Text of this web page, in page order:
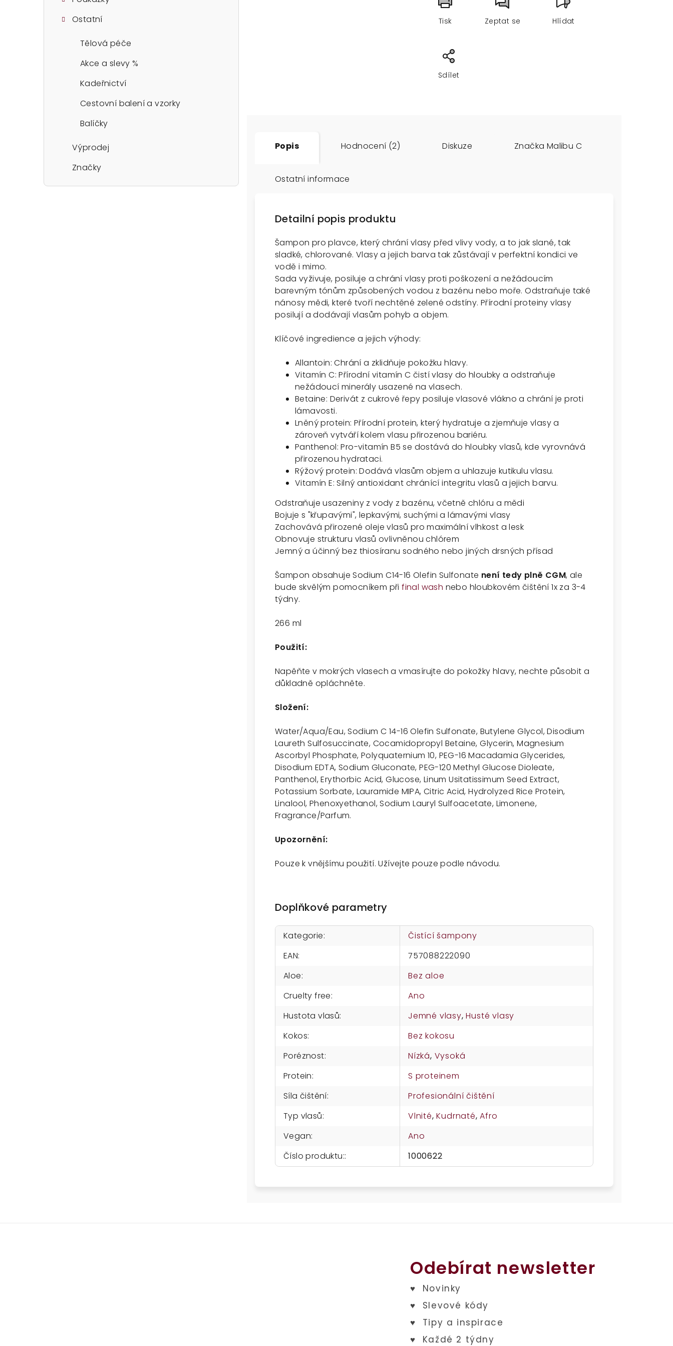
Ostatní
Tělová péče
Akce a slevy %
Kadeřnictví
Cestovní balení a vzorky
Balíčky
Výprodej
Značky
Tisk Zeptat se Hlídat
Sdílet
Popis Hodnocení (2) Diskuze Značka Malibu C
Ostatní informace
Detailní popis produktu
Šampon pro plavce, který chrání vlasy před vlivy vody, a to jak slané, tak
sladké, chlorované. Vlasy a jejich barva tak zůstávají v perfektní kondici ve
vodě i mimo.
Sada vyživuje, posiluje a chrání vlasy proti poškození a nežádoucím
barevným tónům způsobených vodou z bazénu nebo moře. Odstraňuje také
nánosy mědi, které tvoří nechtěné zelené odstíny. Přírodní proteiny vlasy
posilují a dodávají vlasům pohyb a objem.
Klíčové ingredience a jejich výhody:
Allantoin: Chrání a zklidňuje pokožku hlavy.
Vitamín C: Přírodní vitamín C čistí vlasy do hloubky a odstraňuje
nežádoucí minerály usazené na vlasech.
Betaine: Derivát z cukrové řepy posiluje vlasové vlákno a chrání je proti
lámavosti.
Lněný protein: Přírodní protein, který hydratuje a zjemňuje vlasy a
zároveň vytváří kolem vlasu přirozenou bariéru.
Panthenol: Pro-vitamín B5 se dostává do hloubky vlasů, kde vyrovnává
přirozenou hydrataci.
Rýžový protein: Dodává vlasům objem a uhlazuje kutikulu vlasu.
Vitamín E: Silný antioxidant chránící integritu vlasů a jejich barvu.
Odstraňuje usazeniny z vody z bazénu, včetně chlóru a mědi
Bojuje s "křupavými", lepkavými, suchými a lámavými vlasy
Zachovává přirozené oleje vlasů pro maximální vlhkost a lesk
Obnovuje strukturu vlasů ovlivněnou chlórem
Jemný a účinný bez thiosíranu sodného nebo jiných drsných přísad
Šampon obsahuje Sodium C14-16 Olefin Sulfonate není tedy plně CGM, ale
bude skvělým pomocníkem přifinal wash nebo hloubkovém čištění 1x za 3-4
týdny.
266 ml
Použití:
Napěňte v mokrých vlasech a vmasírujte do pokožky hlavy, nechte působit a
důkladně opláchněte.
Složení:
Water/Aqua/Eau, Sodium C 14-16 Olefin Sulfonate, Butylene Glycol, Disodium
Laureth Sulfosuccinate, Cocamidopropyl Betaine, Glycerin, Magnesium
Ascorbyl Phosphate, Polyquaternium 10, PEG-16 Macadamia Glycerides,
Disodium EDTA, Sodium Gluconate, PEG-120 Methyl Glucose Dioleate,
Panthenol, Erythorbic Acid, Glucose, Linum Usitatissimum Seed Extract,
Potassium Sorbate, Lauramide MIPA, Citric Acid, Hydrolyzed Rice Protein,
Linalool, Phenoxyethanol, Sodium Lauryl Sulfoacetate, Limonene,
Fragrance/Parfum.
Upozornění:
Pouze k vnějšímu použití. Užívejte pouze podle návodu.
Doplňkové parametry
Kategorie:
Čistící šampony
EAN:
757088222090
Aloe:
Bez aloe
Cruelty free:
Ano
Hustota vlasů: Jemné vlasy,Husté vlasy
Kokos:
Bez kokosu
Poréznost: Nízká, Vysoká
Protein:
S proteinem
Síla čištění:
Profesionální čištění
Typ vlasů: Vlnité,Kudrnaté,Afro
Vegan:
Ano
Číslo produktu:: 1000622
Odebírat newsletter